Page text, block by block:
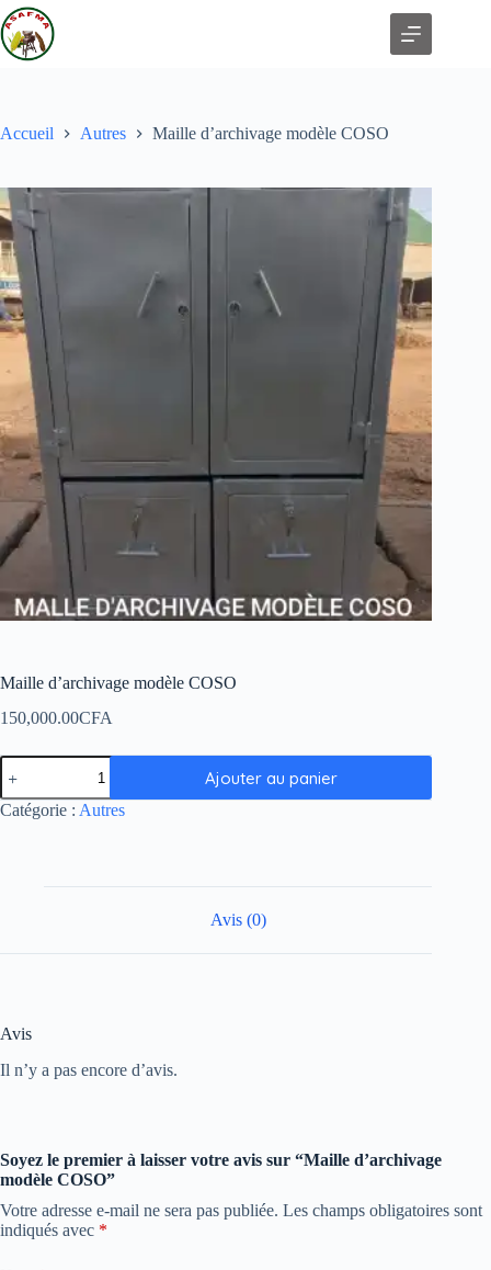
Accueil Autres Maille d’archivage modèle COSO
Maille d’archivage modèle COSO
150,000.00CFA
Ajouter au panier
Catégorie : Autres
Avis (0)
Avis
Il n’y a pas encore d’avis.
Soyez le premier à laisser votre avis sur “Maille d’archivage
modèle COSO”
Votre adresse e-mail ne sera pas publiée. Les champs obligatoires sont
indiqués avec *